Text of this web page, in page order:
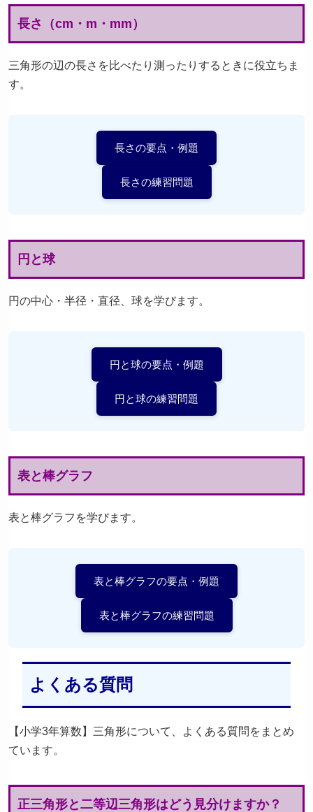
長さ（cm・m・mm）
三角形の辺の長さを比べたり測ったりするときに役立ちま
す。
長さの要点・例題
長さの練習問題
円と球
円の中心・半径・直径、球を学びます。
円と球の要点・例題
円と球の練習問題
表と棒グラフ
表と棒グラフを学びます。
表と棒グラフの要点・例題
表と棒グラフの練習問題
よくある質問
【小学3年算数】三角形について、よくある質問をまとめ
ています。
正三角形と二等辺三角形はどう見分けますか？